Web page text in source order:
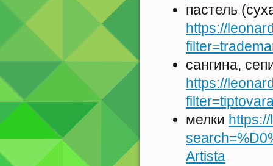
пастель
https://
сангина,
https://
мелки
Artista